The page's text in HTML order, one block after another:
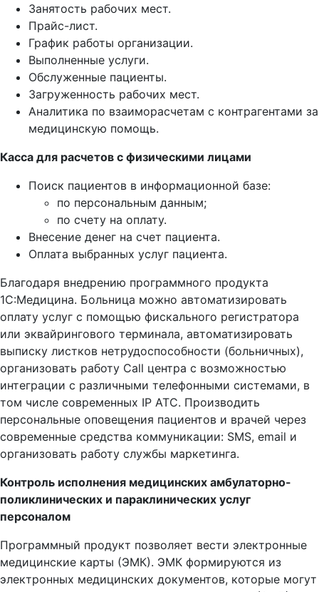
Занятость рабочих мест.
Прайс-лист.
График работы организации.
Выполненные услуги.
Обслуженные пациенты.
Загруженность рабочих мест.
Аналитика по взаиморасчетам с контрагентами за
медицинскую помощь.
Касса для расчетов с физическими лицами
Поиск пациентов в информационной базе:
по персональным данным;
по счету на оплату.
Внесение денег на счет пациента.
Оплата выбранных услуг пациента.
Благодаря внедрению программного продукта
1С:Медицина. Больница можно автоматизировать
оплату услуг с помощью фискального регистратора
или эквайрингового терминала, автоматизировать
выписку листков нетрудоспособности (больничных),
организовать работу Call центра с возможностью
интеграции с различными телефонными системами, в
том числе современных IP АТС. Производить
персональные оповещения пациентов и врачей через
современные средства коммуникации: SMS, email и
организовать работу службы маркетинга.
Контроль исполнения медицинских амбулаторно-
поликлинических и параклинических услуг
персоналом
Программный продукт позволяет вести электронные
медицинские карты (ЭМК). ЭМК формируются из
электронных медицинских документов, которые могут